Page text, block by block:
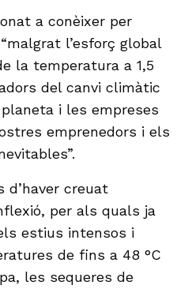
a conèixer per
l’esforç global
la temperatura a 1,5
del canvi climàtic
i les empreses
emprenedors i els
d’haver creuat
per als quals ja
estius intensos i
de fins a 48 °C
les sequeres de